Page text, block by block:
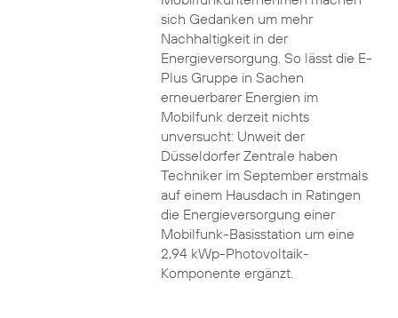
sich Gedanken um mehr
Nachhaltigkeit in der
Energieversorgung. So lässt die E-
Plus Gruppe in Sachen
erneuerbarer Energien im
Mobilfunk derzeit nichts
unversucht: Unweit der
Düsseldorfer Zentrale haben
Techniker im September erstmals
auf einem Hausdach in Ratingen
die Energieversorgung einer
Mobilfunk-Basisstation um eine
2,94 kWp-Photovoltaik-
Komponente ergänzt.